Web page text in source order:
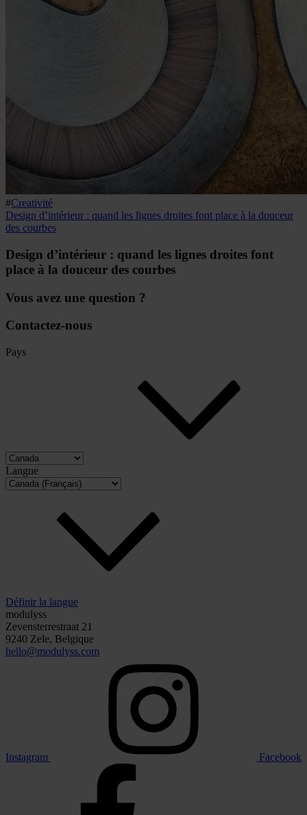
#Creativité
Design d’intérieur : quand les lignes droites font place à la douceur
des courbes
Design d’intérieur : quand les lignes droites font
place à la douceur des courbes
Vous avez une question ?
Contactez-nous
Pays
Langue
Définir la langue
modulyss
Zevensterrestraat 21
9240 Zele, Belgique
hello@modulyss.com
Instagram Facebook